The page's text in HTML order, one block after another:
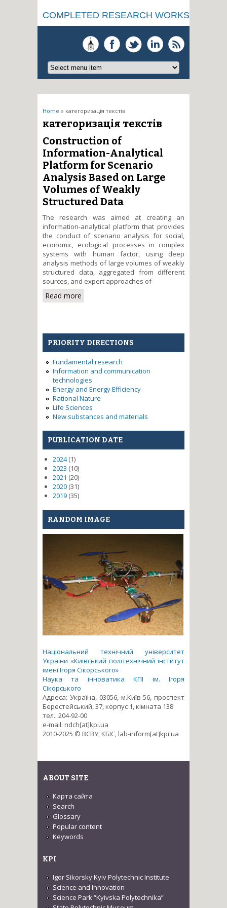
COMPLETED RESEARCH WORKS
You are here
Home » категоризація текстів
категоризація текстів
Construction of
Information-Analytical
Platform for Scenario
Analysis Based on Large
Volumes of Weakly
Structured Data
The research was aimed at creating an
information-analytical platform that provides
the conduct of scenario analysis for social,
economic, ecological processes in complex
systems with human factor, using deep
analysis methods of large volumes of weakly
structured data, aggregated from different
sources, and expert approaches of
Read more
Information-Analytical Platform
Structured Data
PRIORITY DIRECTIONS
Fundamental research
Information and communication
technologies
Energy and Energy Efficiency
Rational Nature
Life Sciences
New substances and materials
PUBLICATION DATE
2024(1)
2023 (10)
2021 (20)
2020 (31)
2019 (35)
RANDOM IMAGE
Національний технічний університет
України «Київський політехнічний інститут
імені Ігоря Сікорського»
Наука та інноватика КПІ ім. Ігоря
Сікорського
Адреса: Україна, 03056, м.Київ-56, проспект
Берестейський, 37, корпус 1, кімната 138
тел.: 204-92-00
e-mail: ndch[at]kpi.ua
2010-2025 © ВСВУ, КБІС, lab-inform[at]kpi.ua
ABOUT SITE
Карта сайта
Search
Glossary
Popular content
Keywords
KPI
Igor Sikorsky Kyiv Polytechnic Institute
Science and Innovation
Science Park “Kyivska Polytechnika”